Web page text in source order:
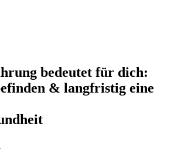
bedeutet für dich:
& langfristig eine